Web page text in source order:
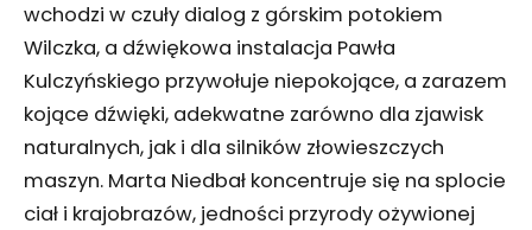
wchodzi w czuły dialog z górskim potokiem
Wilczka, a dźwiękowa instalacja Pawła
Kulczyńskiego przywołuje niepokojące, a zarazem
kojące dźwięki, adekwatne zarówno dla zjawisk
naturalnych, jak i dla silników złowieszczych
maszyn. Marta Niedbał koncentruje się na splocie
ciał i krajobrazów, jedności przyrody ożywionej